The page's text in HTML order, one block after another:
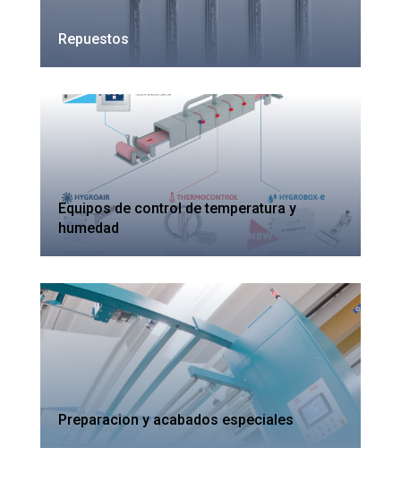
Repuestos
Equipos de control de temperatura y
humedad
Preparacion y acabados especiales